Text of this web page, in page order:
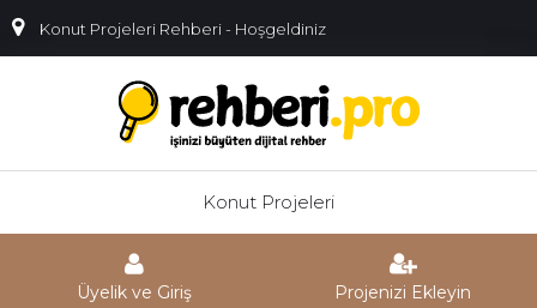
Konut Projeleri Rehberi - Hoşgeldiniz
Konut Projeleri
Üyelik ve Giriş Projenizi Ekleyin